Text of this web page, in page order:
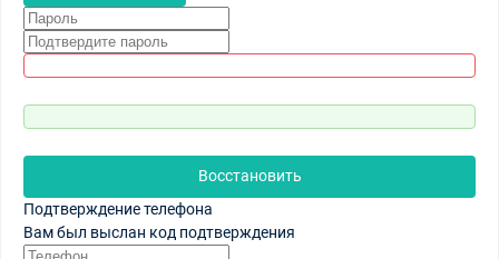
Восстановить
Подтверждение телефона
Вам был выслан код подтверждения